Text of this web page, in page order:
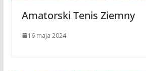
Amatorski Tenis Ziemny
16 maja 2024